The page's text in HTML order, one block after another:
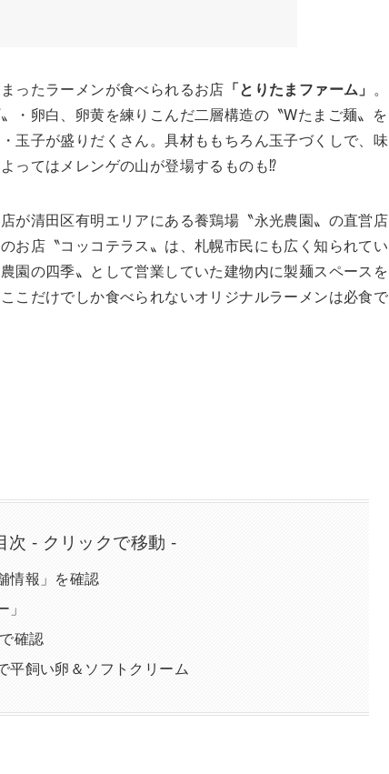
ったラーメンが食べられるお店 「とりたまファーム」 。
・卵白、卵黄を練りこんだ二層構造の〝Wたまご麺〟を
玉子が盛りだくさん。具材ももちろん玉子づくしで、味
ってはメレンゲの山が登場するものも⁉
が清田区有明エリアにある養鶏場〝永光農園〟の直営店
お店〝コッコテラス〟は、札幌市民にも広く知られてい
園の四季〟として営業していた建物内に製麺スペースを
こだけでしか食べられないオリジナルラーメンは必食で
次 - クリックで移動 -
情報」を確認
確認
平飼い卵＆ソフトクリーム